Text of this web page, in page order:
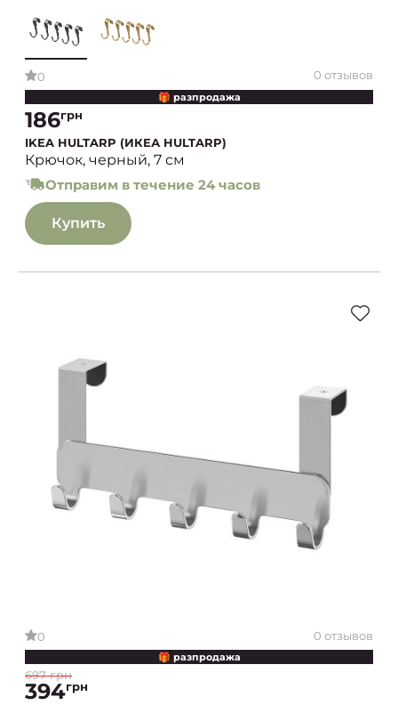
0 0 отзывов
🎁 разпродажа
186грн
IKEA HULTARP (ИКЕА HULTARP)
Крючок, черный, 7 см
Отправим в течение 24 часов
Купить
0 0 отзывов
🎁 разпродажа
697 грн
394грн